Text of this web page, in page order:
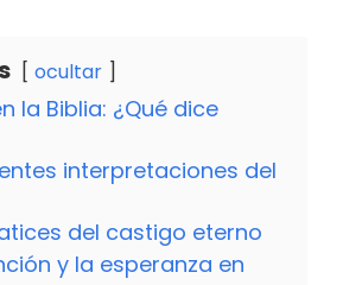
ocultar
la Biblia: ¿Qué dice
interpretaciones del
del castigo eterno
y la esperanza en